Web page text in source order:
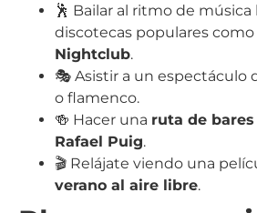
🕺 Bailar al ritmo de música
discotecas populares como
Nightclub.
🎭 Asistir a un espectáculo
o flamenco.
🍻 Hacer una ruta de
Rafael Puig.
🎬 Relájate viendo una
verano al aire libre.